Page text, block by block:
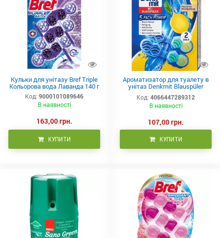
Кульки для унітазу Bref Triple
Кольорова вода Лаванда 140 г
Код: 9000101089646
В наявності
163,00 грн.
КУПИТИ
Ароматизатор для туалету в
унітаз Denkmit Blauspüler
Lemon 5-fach Powe 2шт
Код: 4066447289312
В наявності
107,00 грн.
КУПИТИ